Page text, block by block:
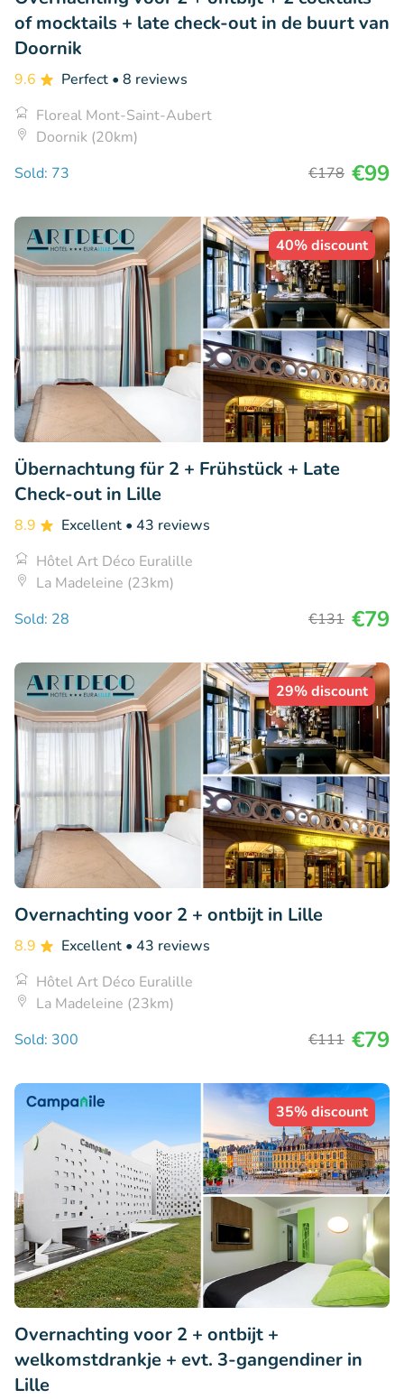
of mocktails + late check-out in de buurt van
Doornik
9.6 Perfect • 8 reviews
Floreal Mont-Saint-Aubert
Doornik (20km)
Sold: 73
€178 €99
40% discount
Übernachtung für 2 + Frühstück + Late
Check-out in Lille
8.9 Excellent • 43 reviews
Hôtel Art Déco Euralille
La Madeleine (23km)
Sold: 28
€131 €79
29% discount
Overnachting voor 2 + ontbijt in Lille
8.9 Excellent • 43 reviews
Hôtel Art Déco Euralille
La Madeleine (23km)
Sold: 300
€111 €79
35% discount
Overnachting voor 2 + ontbijt +
welkomstdrankje + evt. 3-gangendiner in
Lille